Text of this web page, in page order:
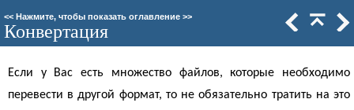
<< Нажмите, чтобы показать оглавление >>
Конвертация
Если у Вас есть множество файлов, которые необходимо
перевести в другой формат, то не обязательно тратить на это